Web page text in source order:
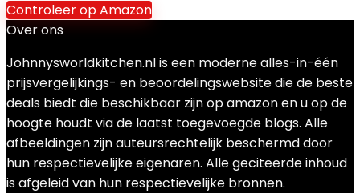
Controleer op Amazon
Over ons
Johnnysworldkitchen.nl is een moderne alles-in-één
prijsvergelijkings- en beoordelingswebsite die de beste
deals biedt die beschikbaar zijn op amazon en u op de
hoogte houdt via de laatst toegevoegde blogs. Alle
afbeeldingen zijn auteursrechtelijk beschermd door
hun respectievelijke eigenaren. Alle geciteerde inhoud
is afgeleid van hun respectievelijke bronnen.